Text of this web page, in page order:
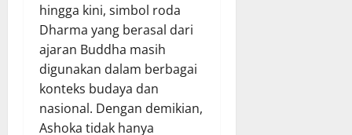
hingga kini, simbol roda
Dharma yang berasal dari
ajaran Buddha masih
digunakan dalam berbagai
konteks budaya dan
nasional. Dengan demikian,
Ashoka tidak hanya